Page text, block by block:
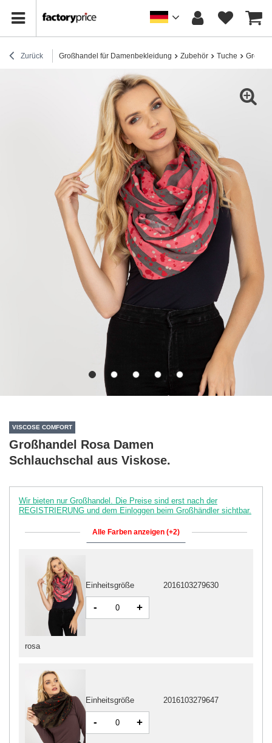
Zurück Großhandel für Damenbekleidung Zubehör Tuche
VISCOSE COMFORT
Großhandel Rosa Damen
Schlauchschal aus Viskose.
Wir bieten nur Großhandel. Die Preise sind erst nach der
REGISTRIERUNG und dem Einloggen beim Großhändler sichtbar.
Alle Farben anzeigen (+2)
Einheitsgröße 2016103279647
- +
rosa
Einheitsgröße 2016103279630
- +